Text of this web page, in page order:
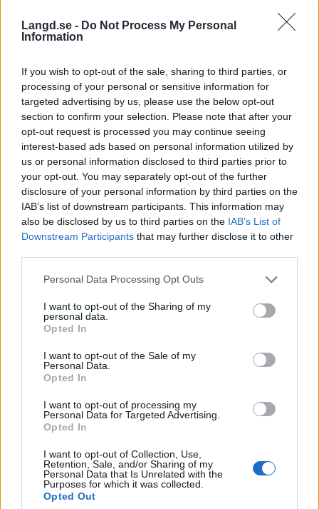
Langd.se - Do Not Process My Personal
Information
If you wish to opt-out of the sale, sharing to third parties, or
processing of your personal or sensitive information for
targeted advertising by us, please use the below opt-out
section to confirm your selection. Please note that after your
opt-out request is processed you may continue seeing
interest-based ads based on personal information utilized by
us or personal information disclosed to third parties prior to
your opt-out. You may separately opt-out of the further
disclosure of your personal information by third parties on the
IAB’s list of downstream participants. This information may
also be disclosed by us to third parties on the IAB’s List of
Downstream Participants that may further disclose it to other
Please note that this website/app uses one or more Google
not limited to your visit or usage behaviour. You may click to
grant or deny consent to Google and its third-party tags to
use your data for below specified purposes in below Google
consent section.
Personal Data Processing Opt Outs
I want to opt-out of the Sharing of my
personal data.
Opted In
I want to opt-out of the Sale of my
Personal Data.
Opted In
I want to opt-out of processing my
Personal Data for Targeted Advertising.
Opted In
I want to opt-out of Collection, Use,
Retention, Sale, and/or Sharing of my
Personal Data that Is Unrelated with the
Purposes for which it was collected.
Opted Out
km spåret, även det detsamma som under SM
2004, berättar Thomas Granlund i
arrangörsklubben.
nästan 450 anmälningar till lördagens
inledande individuella lopp i fri stil.
– Det är fantastiskt kul att så många har anmält
sig, vi har t ex 70 åkare mer än vad
Bruksvallarna hade vid skidpremiären i
november, utbrister Thomas Granlund i SSK.
H17-18 största klassen
En noggrannare titt i anmälningslistorna ger
vid handen att klassen H 17-18 är den största
klassen på lördag med hela 83 anmälda åkare.
Bland tjejerna är D 17-18 den största klassen
Lördagens prisutdelning kommer för övrigt att
få en touch av Lucia, ceremonin kommer att
där det blir både skönsång, Lucia och glögg.
Bland de anmälda till helgens premiär i
från fjolårssäsongen i Intersport Cup med,
Fredrik Östberg från Falun-Borlänge SK samt